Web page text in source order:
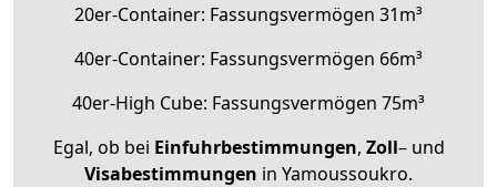
20er-Container: Fassungsvermögen 31m³
40er-Container: Fassungsvermögen 66m³
40er-High Cube: Fassungsvermögen 75m³
Egal, ob bei Einfuhrbestimmungen, Zoll– und
Visabestimmungen in Yamoussoukro.